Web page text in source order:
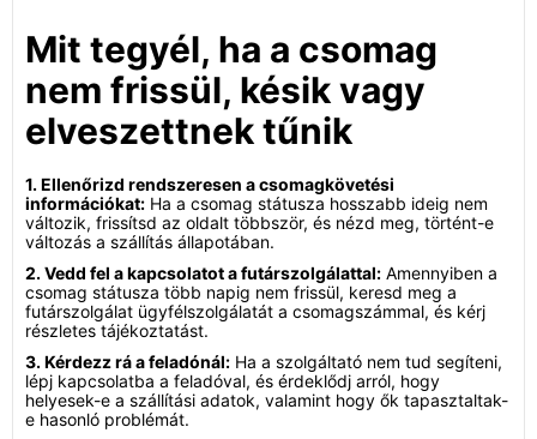
Mit tegyél, ha a csomag
nem frissül, késik vagy
elveszettnek tűnik
1. Ellenőrizd rendszeresen a csomagkövetési
információkat: Ha a csomag státusza hosszabb ideig nem
változik, frissítsd az oldalt többször, és nézd meg, történt-e
változás a szállítás állapotában.
2. Vedd fel a kapcsolatot a futárszolgálattal: Amennyiben a
csomag státusza több napig nem frissül, keresd meg a
futárszolgálat ügyfélszolgálatát a csomagszámmal, és kérj
részletes tájékoztatást.
3. Kérdezz rá a feladónál: Ha a szolgáltató nem tud segíteni,
lépj kapcsolatba a feladóval, és érdeklődj arról, hogy
helyesek-e a szállítási adatok, valamint hogy ők tapasztaltak-
e hasonló problémát.